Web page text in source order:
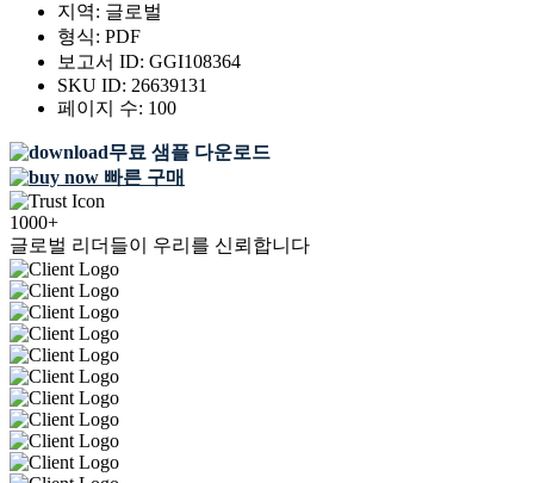
지역: 글로벌
형식: PDF
보고서 ID: GGI108364
SKU ID: 26639131
페이지 수: 100
무료 샘플 다운로드
빠른 구매
1000+
글로벌 리더들이 우리를 신뢰합니다